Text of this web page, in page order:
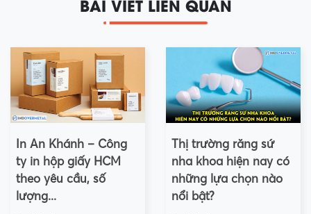
BÀI VIẾT LIÊN QUAN
In An Khánh – Công
ty in hộp giấy HCM
theo yêu cầu, số
lượng...
Thị trường răng sứ
nha khoa hiện nay có
những lựa chọn nào
nổi bật?